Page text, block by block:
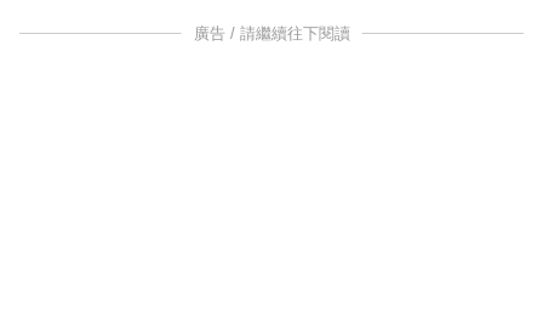
廣告 / 請繼續往下閱讀